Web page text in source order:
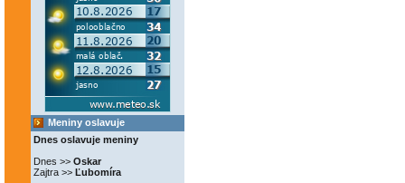
Meniny oslavuje
Dnes oslavuje meniny
Dnes >> Oskar
Zajtra >> Ľubomíra